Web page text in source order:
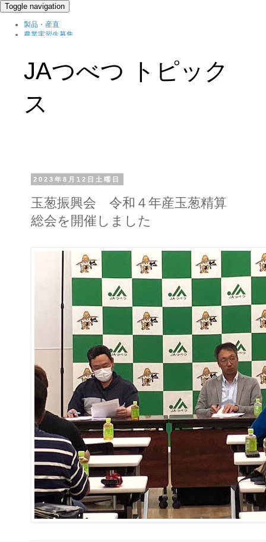
Toggle navigation
製品・産直
農業実習生募集
ブログ
JAつべつ トピック
ス
2023年8月12日土曜日
玉葱振興会 令和４年産玉葱精算
総会を開催しました